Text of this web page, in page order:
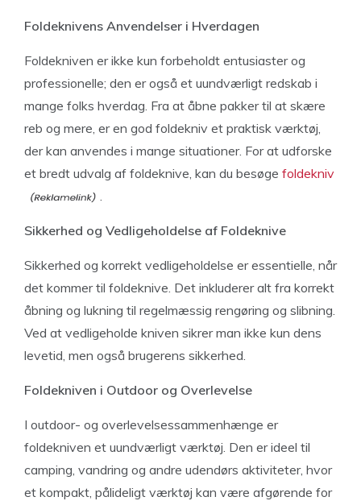
Foldeknivens Anvendelser i Hverdagen
Foldekniven er ikke kun forbeholdt entusiaster og
professionelle; den er også et uundværligt redskab i
mange folks hverdag. Fra at åbne pakker til at skære
reb og mere, er en god foldekniv et praktisk værktøj,
der kan anvendes i mange situationer. For at udforske
et bredt udvalg af foldeknive, kan du besøge foldekniv
.
Sikkerhed og Vedligeholdelse af Foldeknive
Sikkerhed og korrekt vedligeholdelse er essentielle, når
det kommer til foldeknive. Det inkluderer alt fra korrekt
åbning og lukning til regelmæssig rengøring og slibning.
Ved at vedligeholde kniven sikrer man ikke kun dens
levetid, men også brugerens sikkerhed.
Foldekniven i Outdoor og Overlevelse
I outdoor- og overlevelsessammenhænge er
foldekniven et uundværligt værktøj. Den er ideel til
camping, vandring og andre udendørs aktiviteter, hvor
et kompakt, pålideligt værktøj kan være afgørende for